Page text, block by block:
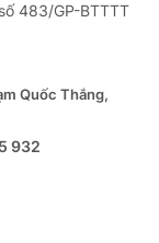
483/GP-BTTTT
Quốc Thắng,
932